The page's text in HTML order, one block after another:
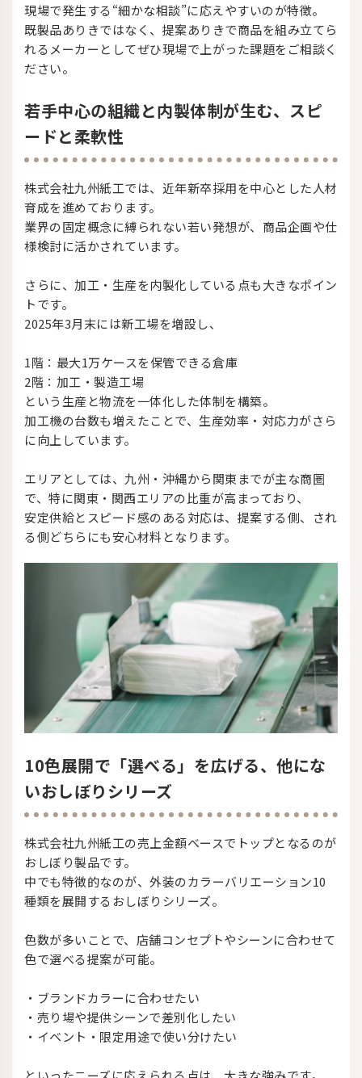
現場で発生する“細かな相談”に応えやすいのが特徴。
既製品ありきではなく、提案ありきで商品を組み立てら
れるメーカーとしてぜひ現場で上がった課題をご相談く
ださい。
若手中心の組織と内製体制が生む、スピ
ードと柔軟性
株式会社九州紙工では、近年新卒採用を中心とした人材
育成を進めております。
業界の固定概念に縛られない若い発想が、商品企画や仕
様検討に活かされています。
さらに、加工・生産を内製化している点も大きなポイン
トです。
2025年3月末には新工場を増設し、
1階：最大1万ケースを保管できる倉庫
2階：加工・製造工場
という生産と物流を一体化した体制を構築。
加工機の台数も増えたことで、生産効率・対応力がさら
に向上しています。
エリアとしては、九州・沖縄から関東までが主な商圏
で、特に関東・関西エリアの比重が高まっており、
安定供給とスピード感のある対応は、提案する側、され
る側どちらにも安心材料となります。
10色展開で「選べる」を広げる、他にな
いおしぼりシリーズ
株式会社九州紙工の売上金額ベースでトップとなるのが
おしぼり製品です。
中でも特徴的なのが、外装のカラーバリエーション10
種類を展開するおしぼりシリーズ。
色数が多いことで、店舗コンセプトやシーンに合わせて
色で選べる提案が可能。
・ブランドカラーに合わせたい
・売り場や提供シーンで差別化したい
・イベント・限定用途で使い分けたい